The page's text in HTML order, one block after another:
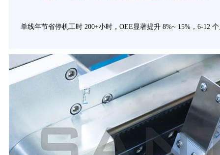
单线年节省停机工时 200+小时，OEE显著提升 8%~ 15%，6-12